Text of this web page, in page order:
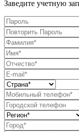
Заведите учетную